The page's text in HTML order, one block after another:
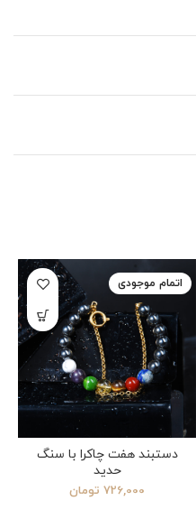
اتمام موجودی
دستبند هفت چاکرا با سنگ
حدید
726,000 تومان